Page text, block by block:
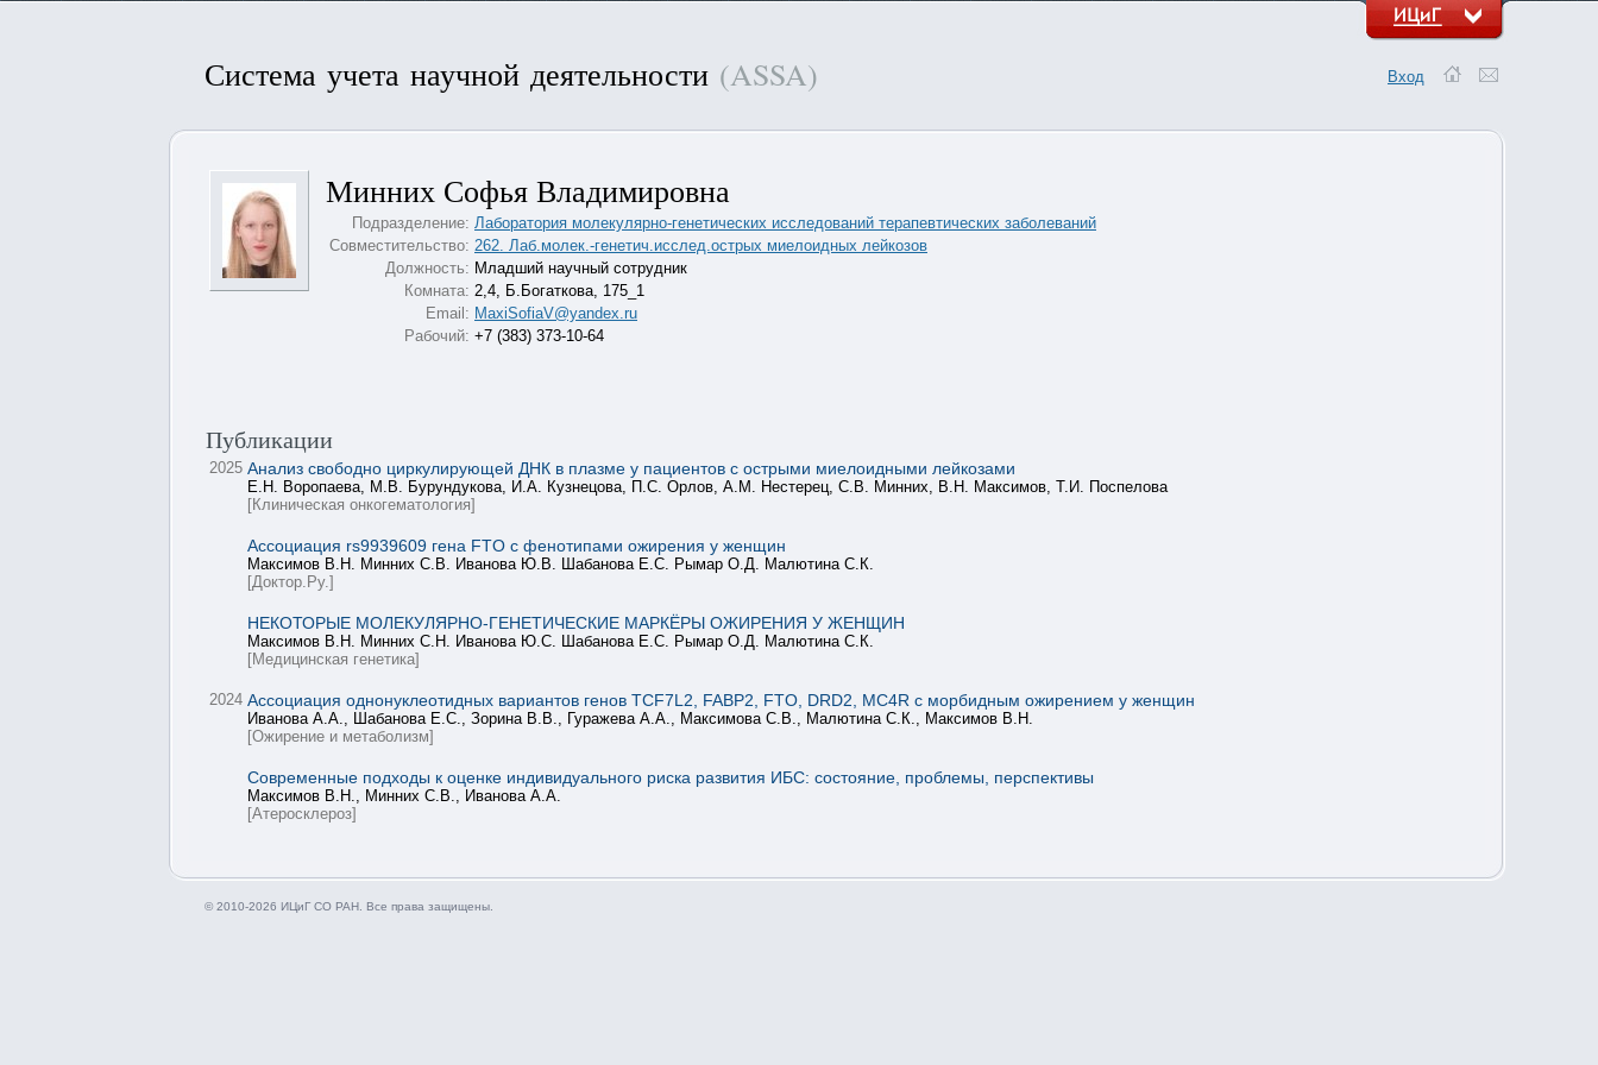
Система учета научной деятельности (ASSA) Вход
Минних Софья Владимировна
Подразделение: Лаборатория молекулярно-генетических исследований терапевтических заболеваний
Совместительство: 262. Лаб.молек.-генетич.исслед.острых миелоидных лейкозов
Должность: Младший научный сотрудник
Комната: 2,4, Б.Богаткова, 175_1
Email: MaxiSofiaV@yandex.ru
Рабочий: +7 (383) 373-10-64
Публикации
2025 Анализ свободно циркулирующей ДНК в плазме у пациентов с острыми миелоидными лейкозами
Е.Н. Воропаева, М.В. Бурундукова, И.А. Кузнецова, П.С. Орлов, А.М. Нестерец, С.В. Минних, В.Н. Максимов, Т.И. Поспелова
[Клиническая онкогематология]
Ассоциация rs9939609 гена FTO с фенотипами ожирения у женщин
Максимов В.Н. Минних С.В. Иванова Ю.В. Шабанова Е.С. Рымар О.Д. Малютина С.К.
[Доктор.Ру.]
НЕКОТОРЫЕ МОЛЕКУЛЯРНО-ГЕНЕТИЧЕСКИЕ МАРКЁРЫ ОЖИРЕНИЯ У ЖЕНЩИН
Максимов В.Н. Минних С.Н. Иванова Ю.С. Шабанова Е.С. Рымар О.Д. Малютина С.К.
[Медицинская генетика]
2024 Ассоциация однонуклеотидных вариантов генов TCF7L2, FABP2, FTO, DRD2, MC4R с морбидным ожирением у женщин
Иванова А.А., Шабанова Е.С., Зорина В.В., Гуражева А.А., Максимова С.В., Малютина С.К., Максимов В.Н.
[Ожирение и метаболизм]
Современные подходы к оценке индивидуального риска развития ИБС: состояние, проблемы, перспективы
Максимов В.Н., Минних С.В., Иванова А.А.
[Атеросклероз]
© 2010-2026 ИЦиГ СО РАН. Все права защищены.